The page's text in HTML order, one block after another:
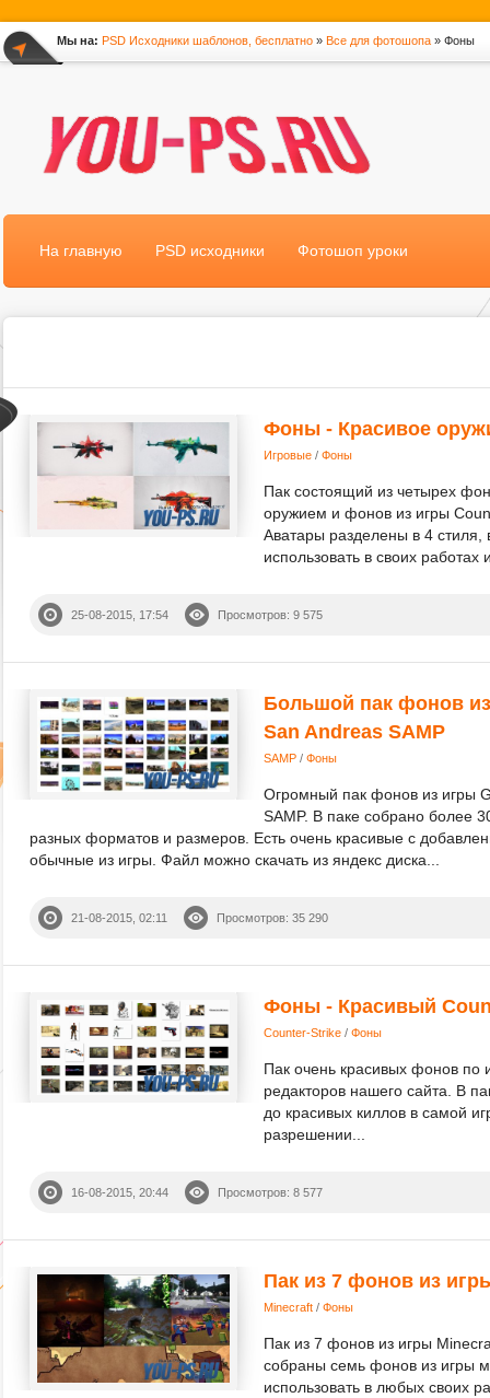
Мы на: PSD Исходники шаблонов, бесплатно » Все для фотошопа » Фоны
На главную PSD исходники Фотошоп уроки
Фоны - Красивое
Игровые / Фоны
Пак состоящий из четырех
оружием и фонов из игры
Аватары разделены в 4 стиля,
использовать в своих
25-08-2015, 17:54 Просмотров: 9 575
Большой пак фонов
San Andreas SAMP
SAMP / Фоны
Огромный пак фонов из игры
SAMP. В паке собрано более
разных форматов и размеров. Есть очень красивые с
обычные из игры. Файл можно скачать из яндекс диска...
21-08-2015, 02:11 Просмотров: 35 290
Фоны - Красивый
Counter-Strike / Фоны
Пак очень красивых фонов по
редакторов нашего сайта. В
до красивых киллов в самой
разрешении...
16-08-2015, 20:44 Просмотров: 8 577
Пак из 7 фонов из
Minecraft / Фоны
Пак из 7 фонов из игры
собраны семь фонов из игры
использовать в любых своих